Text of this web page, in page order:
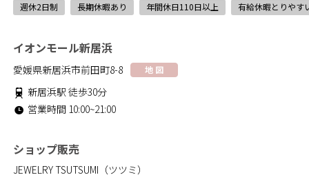
週休2日制 長期休暇あり 年間休日110日以上 有給休暇とりやす
イオンモール新居浜
愛媛県新居浜市前田町8-8 地 図
新居浜駅 徒歩30分
営業時間 10:00~21:00
ショップ販売
JEWELRY TSUTSUMI（ツツミ）